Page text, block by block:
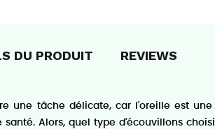
DU PRODUIT REVIEWS
une tâche délicate, car l'oreille est
santé. Alors, quel type d'écouvillons